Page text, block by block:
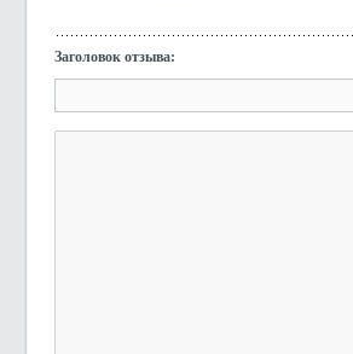
Заголовок отзыва: